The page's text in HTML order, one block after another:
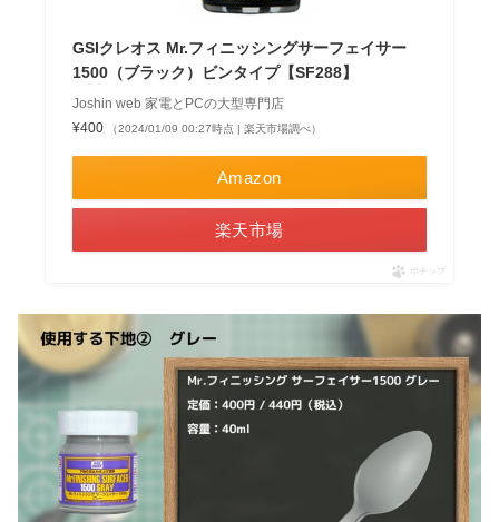
GSIクレオス Mr.フィニッシングサーフェイサー
1500（ブラック）ビンタイプ【SF288】
Joshin web 家電とPCの大型専門店
¥400
（2024/01/09 00:27時点 | 楽天市場調べ）
Amazon
楽天市場
ポチップ